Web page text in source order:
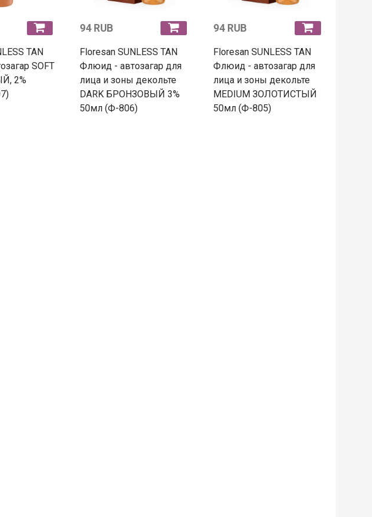
TAN
SOFT
2%
94 RUB
Floresan SUNLESS TAN
Флюид - автозагар для
лица и зоны декольте
DARK БРОНЗОВЫЙ 3%
50мл (Ф-806)
94 RUB
Floresan SUNLESS TAN
Флюид - автозагар для
лица и зоны декольте
MEDIUM ЗОЛОТИСТЫЙ
50мл (Ф-805)